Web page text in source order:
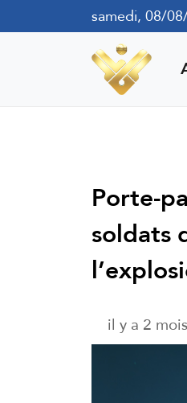
samedi, 08/
Porte-
soldats
il y a 2 mois